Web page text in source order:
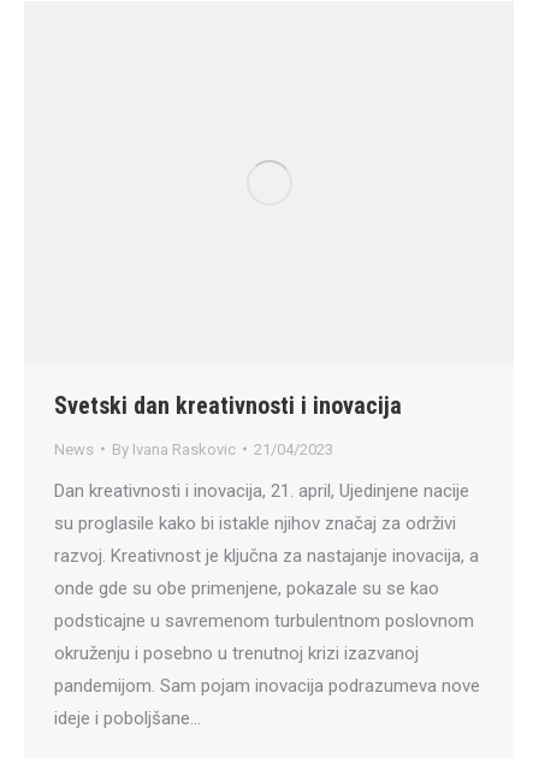
Svetski dan kreativnosti i inovacija
News By Ivana Raskovic 21/04/2023
Dan kreativnosti i inovacija, 21. april, Ujedinjene nacije
su proglasile kako bi istakle njihov značaj za održivi
razvoj. Kreativnost je ključna za nastajanje inovacija, a
onde gde su obe primenjene, pokazale su se kao
podsticajne u savremenom turbulentnom poslovnom
okruženju i posebno u trenutnoj krizi izazvanoj
pandemijom. Sam pojam inovacija podrazumeva nove
ideje i poboljšane…